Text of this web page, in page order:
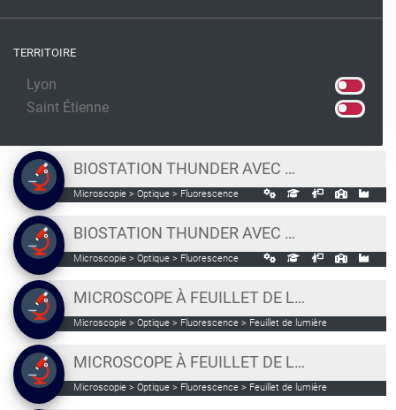
TERRITOIRE
Lyon
Saint Étienne
BIOSTATION THUNDER AVEC MICROSCOPE DE FLUORESCENCE DROIT, CHAMBRE ENVIRONNEMENTALE
Microscopie > Optique > Fluorescence
BIOSTATION THUNDER AVEC MICROSCOPE DE FLUORESCENCE INVERSÉ ET CHAMBRE ENVIRONNEMENTALE
Microscopie > Optique > Fluorescence
MICROSCOPE À FEUILLET DE LUMIÈRE ZEISS LIGHTSHEET Z1
Microscopie > Optique > Fluorescence > Feuillet de lumière
MICROSCOPE À FEUILLET DE LUMIÈRE, BLAZE LIGHTSHEET, MILTENYI BIOTEC
Microscopie > Optique > Fluorescence > Feuillet de lumière